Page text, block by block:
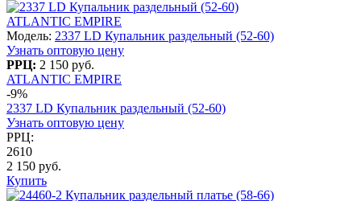
ATLANTIC EMPIRE
Модель: 2337 LD Купальник раздельный (52-60)
Узнать оптовую цену
РРЦ: 2 150 руб.
ATLANTIC EMPIRE
-9%
2337 LD Купальник раздельный (52-60)
Узнать оптовую цену
РРЦ:
2610
2 150 руб.
Купить